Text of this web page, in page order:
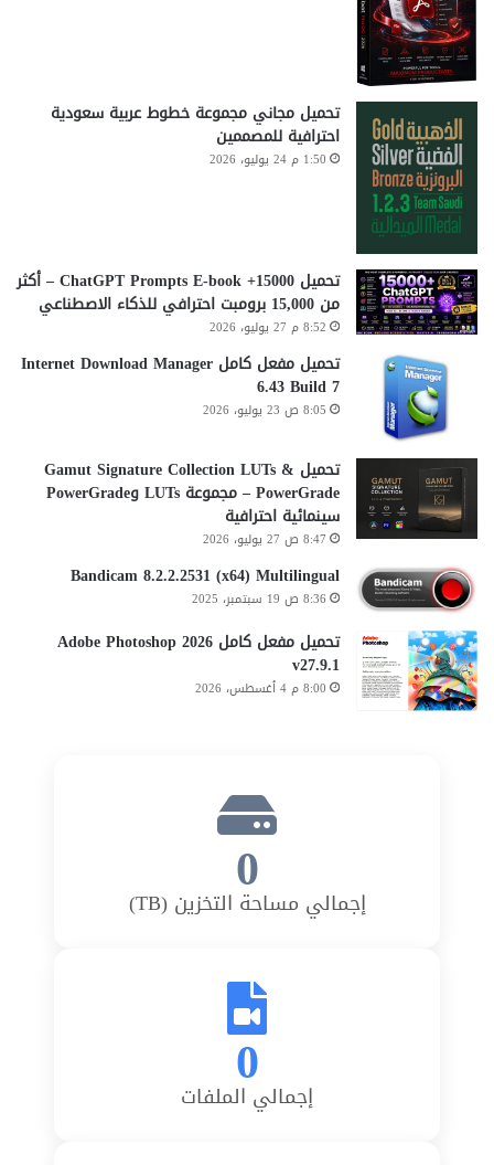
تحميل مجاني مجموعة خطوط عربية سعودية
احترافية للمصممين
1:50 م 24 يوليو، 2026
تحميل 15000+ ChatGPT Prompts E-book – أكثر
من 15,000 برومبت احترافي للذكاء الاصطناعي
8:52 م 27 يوليو، 2026
تحميل مفعل كامل Internet Download Manager
6.43 Build 7
8:05 ص 23 يوليو، 2026
تحميل Gamut Signature Collection LUTs &
PowerGrade – مجموعة LUTs وPowerGrade
سينمائية احترافية
8:47 ص 27 يوليو، 2026
Bandicam 8.2.2.2531 (x64) Multilingual
8:36 ص 19 سبتمبر، 2025
تحميل مفعل كامل Adobe Photoshop 2026
v27.9.1
8:00 م 4 أغسطس، 2026
0
إجمالي مساحة التخزين (TB)
0
إجمالي الملفات